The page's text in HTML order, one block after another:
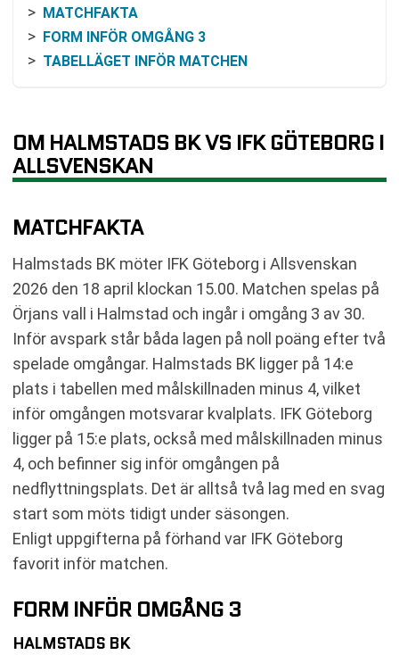
MATCHFAKTA
FORM INFÖR OMGÅNG 3
TABELLÄGET INFÖR MATCHEN
HISTORISK BAKGRUND MELLAN KLUBBARNA
DET HÄR GÄLLER INFÖR AVSPARK
SÅ KAN MATCHEN FÖLJAS
VANLIGA FRÅGOR OM HALMSTADS BK VS IFK
TABELL
RELATERADE NYHETER
OM HALMSTADS BK VS IFK GÖTEBORG I
ALLSVENSKAN
MATCHFAKTA
Halmstads BK möter IFK Göteborg i Allsvenskan
2026 den 18 april klockan 15.00. Matchen spelas på
Örjans vall i Halmstad och ingår i omgång 3 av 30.
Inför avspark står båda lagen på noll poäng efter två
spelade omgångar. Halmstads BK ligger på 14:e
plats i tabellen med målskillnaden minus 4, vilket
inför omgången motsvarar kvalplats. IFK Göteborg
ligger på 15:e plats, också med målskillnaden minus
4, och befinner sig inför omgången på
nedflyttningsplats. Det är alltså två lag med en svag
start som möts tidigt under säsongen.
Enligt uppgifterna på förhand var IFK Göteborg
favorit inför matchen.
FORM INFÖR OMGÅNG 3
HALMSTADS BK